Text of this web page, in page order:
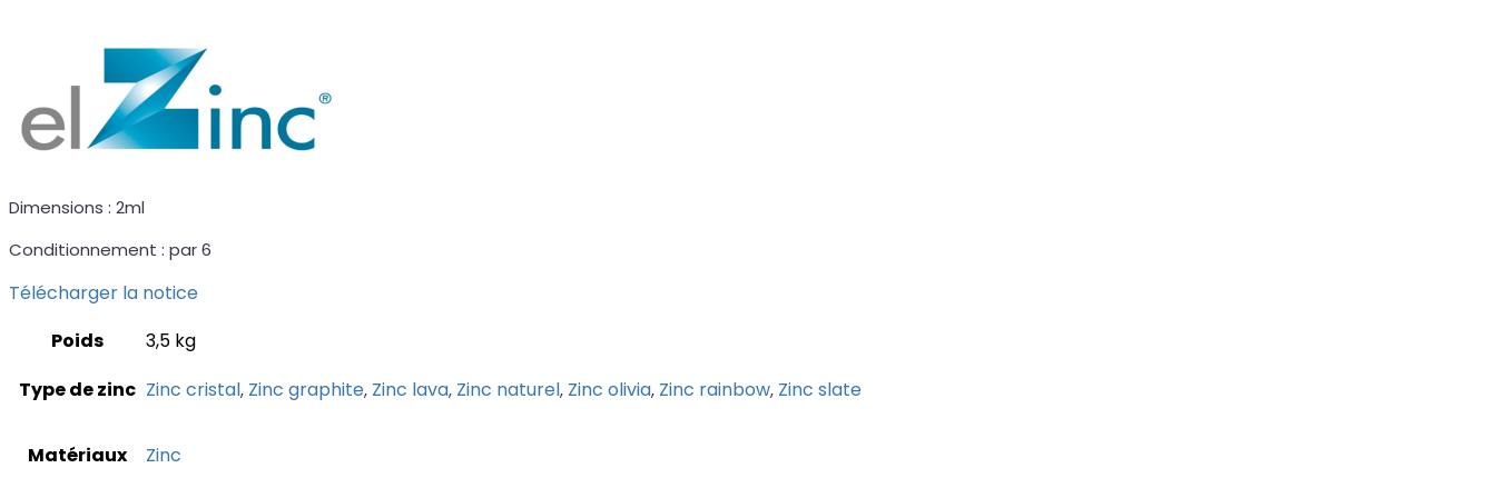
Dimensions : 2ml
Conditionnement : par 6
Télécharger la notice
Poids
3,5 kg
Type de zinc Zinc cristal, Zinc graphite, Zinc lava, Zinc naturel, Zinc olivia, Zinc rainbow, Zinc slate
Matériaux Zinc